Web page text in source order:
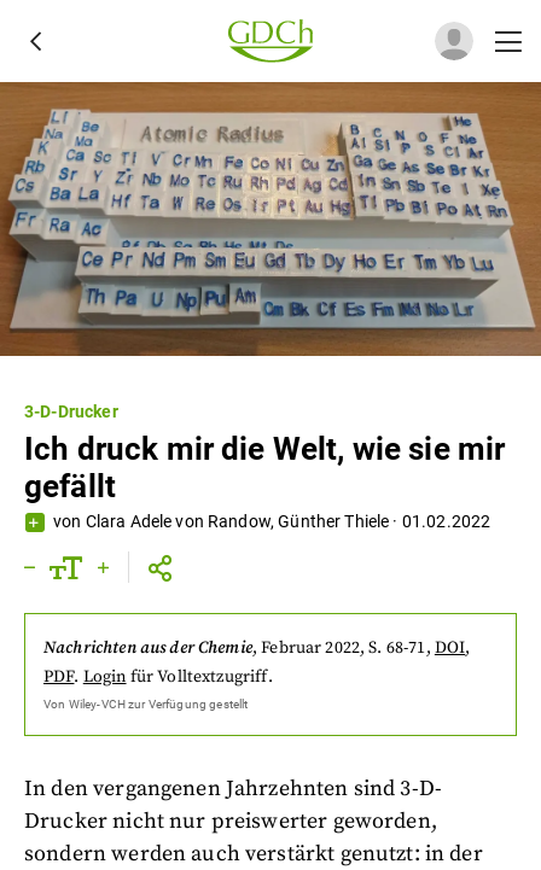
3-D-Drucker
Ich druck mir die Welt, wie sie mir
gefällt
von Clara Adele von Randow,Günther Thiele · 01.02.2022
Nachrichten aus der Chemie,Februar 2022, S. 68-71, DOI,
PDF. Login für Volltextzugriff.
Von Wiley-VCHzur Verfügung gestellt
In den vergangenen Jahrzehnten sind 3-D-
Drucker nicht nur preiswerter geworden,
sondern werden auch verstärkt genutzt: in der